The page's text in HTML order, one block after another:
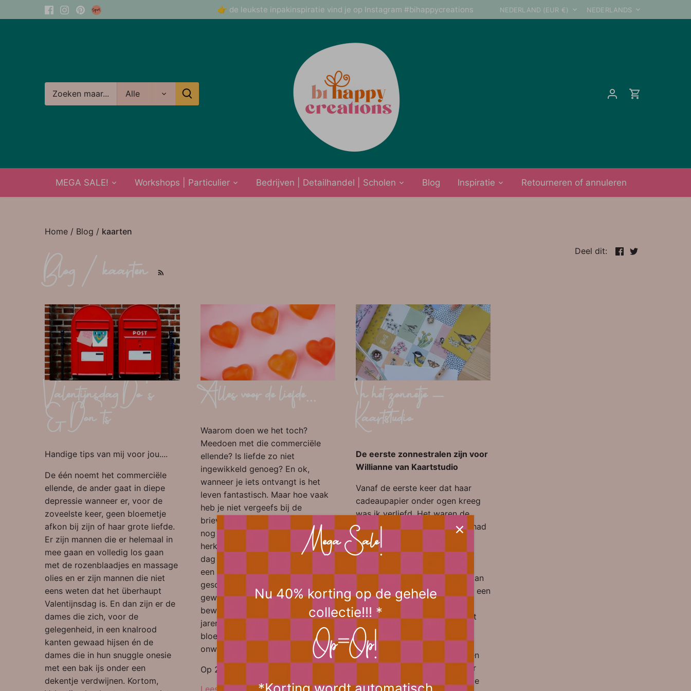
naar
👉 de leukste inpakinspiratie vind je op Instagram #bihappycreations Valuta
NEDERLAND (EUR €) Taal
NEDERLANDS
Alle
MEGA SALE! Workshops | Particulier Bedrijven | Detailhandel | Scholen Blog Inspiratie Retourneren of annuleren
Home / Blog / kaarten
Deel dit:
DeelTweet
Blog / kaarten
Valentijnsdag Do’s
& Don’ts
Handige tips van mij voor jou....
De één noemt het commerciële
ellende, de ander gaat in diepe
depressie wanneer er, voor de
zoveelste keer, geen bloemetje
afkon bij zijn of haar grote liefde.
Er zijn mannen die er helemaal in
mee gaan en volledig los gaan
met de rozenblaadjes en massage
olies en er zijn mannen die niet
eens weten dat het überhaupt
Valentijnsdag is. En dan zijn er de
dames die zich, voor de
gelegenheid, in een knalrood
kanten gewaad hijsen én de
dames die in hun snuggle onesie
met een bak ijs onder een
dekentje verdwijnen. Kortom,
Alles voor de liefde...
Waarom doen we het toch?
Meedoen met die commerciële
ellende? Is liefde zo niet
ingewikkeld genoeg? En ok,
wanneer je iets ontvangt is het
leven fantastisch. Maar hoe vaak
heb je niet vergeefs bij de
brievenbus gelegen?
nog veel onduidelijk is over de
herkomst van deze romantische
dag (ik zal je niet vervelen met
een 3 kantjes tellende
geschiedenisles, google maar
gewoon 😉) is een ding wel
bewezen, er worden al honderden
jaren anonieme kaartjes en
bloemetjes gestuurd naar
onwetende ontvangers.
Op 20 januari 2023
Lees verder
In het zonnetje -
Kaartstudio
De eerste zonnestralen zijn voor
Willianne van Kaartstudio
Vanaf de eerste keer dat haar
cadeaupapier onder ogen kreeg
was ik verliefd. Het waren de
olifantjes met ballonnetjes. Ik had
inmiddels al een behoorlijke
collectie cadeaupapier
inpakvellen waren zo anders dan
anders. Dat was het begin van een
enorme Kaartstudio collectie.
Natuurlijk werd dat meteen het
eerste merk dat ik zou gaan
verkopen in mijn webshop.
Inmiddels verkoop ik niet alleen
haar prachtige collecties, maar
bleek ze ook nog eens een hele
Mega Sale!
Nu 40% korting op de gehele
collectie!!! *
Op=Op!